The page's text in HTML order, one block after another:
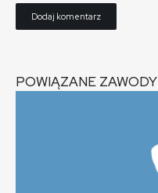
POWIĄZANE ZAWODY